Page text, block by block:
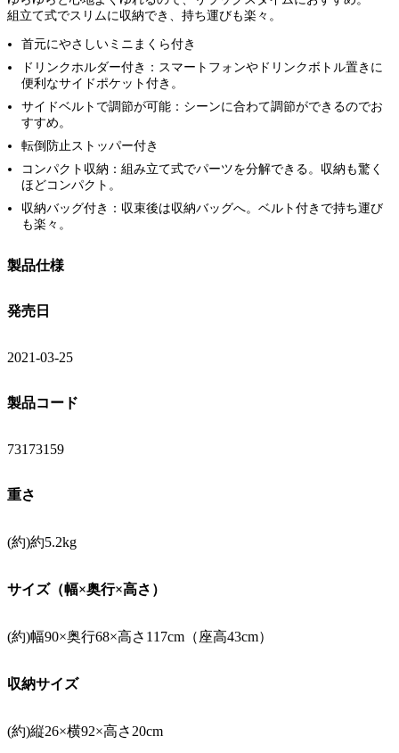
組立て式でスリムに収納でき、持ち運びも楽々。
首元にやさしいミニまくら付き
ドリンクホルダー付き：スマートフォンやドリンクボトル置きに
便利なサイドポケット付き。
サイドベルトで調節が可能：シーンに合わて調節ができるのでお
すすめ。
転倒防止ストッパー付き
コンパクト収納：組み立て式でパーツを分解できる。収納も驚く
ほどコンパクト。
収納バッグ付き：収束後は収納バッグへ。ベルト付きで持ち運び
も楽々。
製品仕様
発売日
2021-03-25
製品コード
73173159
重さ
(約)約5.2kg
サイズ（幅×奥行×高さ）
(約)幅90×奥行68×高さ117cm（座高43cm）
収納サイズ
(約)縦26×横92×高さ20cm